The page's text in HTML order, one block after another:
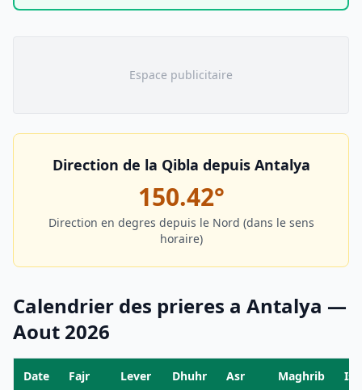
Espace publicitaire
Direction de la Qibla depuis Antalya
150.42°
Direction en degres depuis le Nord (dans le sens
horaire)
Calendrier des prieres a Antalya —
Aout 2026
Date Fajr Lever Dhuhr Asr Maghrib